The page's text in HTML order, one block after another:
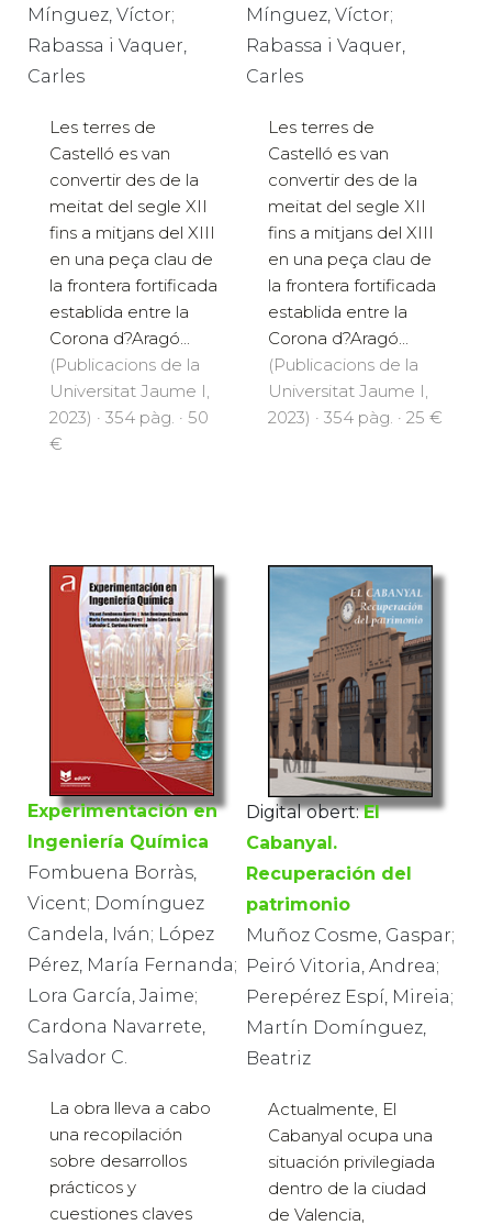
Mínguez, Víctor;
Rabassa i Vaquer,
Carles
Les terres de
Castelló es van
convertir des de la
meitat del segle XII
fins a mitjans del XIII
en una peça clau de
la frontera fortificada
establida entre la
Corona d?Aragó...
(Publicacions de la
Universitat Jaume I,
2023) · 354 pàg. · 50
€
Mínguez, Víctor;
Rabassa i Vaquer,
Carles
Les terres de
Castelló es van
convertir des de la
meitat del segle XII
fins a mitjans del XIII
en una peça clau de
la frontera fortificada
establida entre la
Corona d?Aragó...
(Publicacions de la
Universitat Jaume I,
2023) · 354 pàg. · 25 €
Experimentación en
Ingeniería Química
Fombuena Borràs,
Vicent; Domínguez
Candela, Iván; López
Pérez, María Fernanda;
Lora García, Jaime;
Cardona Navarrete,
Salvador C.
La obra lleva a cabo
una recopilación
sobre desarrollos
prácticos y
cuestiones claves
Digital obert: El
Cabanyal.
Recuperación del
patrimonio
Muñoz Cosme, Gaspar;
Peiró Vitoria, Andrea;
Perepérez Espí, Mireia;
Martín Domínguez,
Beatriz
Actualmente, El
Cabanyal ocupa una
situación privilegiada
dentro de la ciudad
de Valencia,